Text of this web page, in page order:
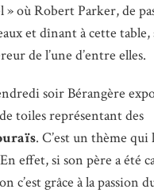
» où Robert Parker, de
et dînant à cette table,
de l’une d’entre elles.
soir Bérangère
toiles représentant des
. C’est un thème qui
effet, si son père a été
c’est grâce à la passion